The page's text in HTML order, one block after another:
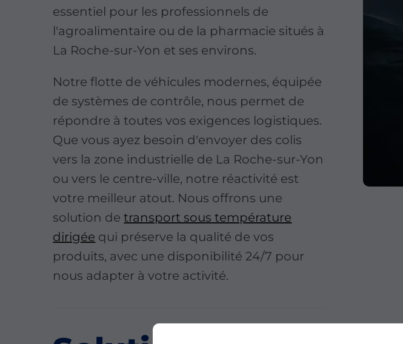
essentiel pour les professionnels de
l'agroalimentaire ou de la pharmacie situés à
La Roche-sur-Yon et ses environs.
Notre flotte de véhicules modernes, équipée
de systèmes de contrôle, nous permet de
répondre à toutes vos exigences logistiques.
Que vous ayez besoin d'envoyer des colis
vers la zone industrielle de La Roche-sur-Yon
ou vers le centre-ville, notre réactivité est
votre meilleur atout. Nous offrons une
solution detransport sous température
dirigée qui préserve la qualité de vos
produits, avec une disponibilité 24/7 pour
nous adapter à votre activité.